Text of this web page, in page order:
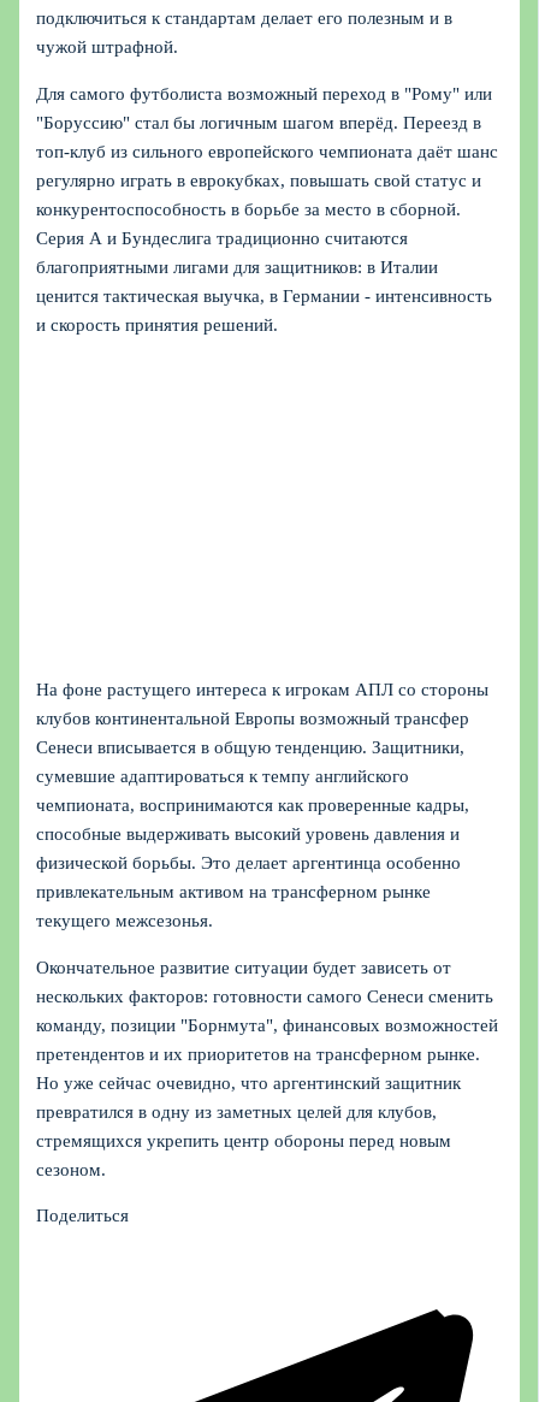
подключиться к стандартам делает его полезным и в
чужой штрафной.
Для самого футболиста возможный переход в "Рому" или
"Боруссию" стал бы логичным шагом вперёд. Переезд в
топ-клуб из сильного европейского чемпионата даёт шанс
регулярно играть в еврокубках, повышать свой статус и
конкурентоспособность в борьбе за место в сборной.
Серия А и Бундеслига традиционно считаются
благоприятными лигами для защитников: в Италии
ценится тактическая выучка, в Германии - интенсивность
и скорость принятия решений.
На фоне растущего интереса к игрокам АПЛ со стороны
клубов континентальной Европы возможный трансфер
Сенеси вписывается в общую тенденцию. Защитники,
сумевшие адаптироваться к темпу английского
чемпионата, воспринимаются как проверенные кадры,
способные выдерживать высокий уровень давления и
физической борьбы. Это делает аргентинца особенно
привлекательным активом на трансферном рынке
текущего межсезонья.
Окончательное развитие ситуации будет зависеть от
нескольких факторов: готовности самого Сенеси сменить
команду, позиции "Борнмута", финансовых возможностей
претендентов и их приоритетов на трансферном рынке.
Но уже сейчас очевидно, что аргентинский защитник
превратился в одну из заметных целей для клубов,
стремящихся укрепить центр обороны перед новым
сезоном.
Поделиться